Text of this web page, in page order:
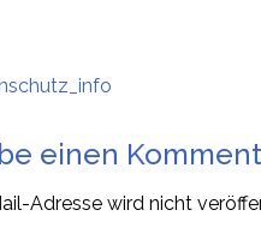
einen
Adresse wird nicht